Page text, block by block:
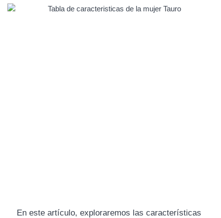
En este artículo, exploraremos las características